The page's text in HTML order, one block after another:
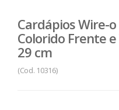
Cardápios Wire-o
Colorido Frente
29 cm
(Cod. 10316)